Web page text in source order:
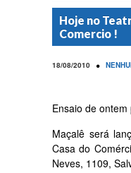
Hoje no
Comercio !
18/08/2010 •
Ensaio de
Maçalê será
Casa do
Neves, 1109,